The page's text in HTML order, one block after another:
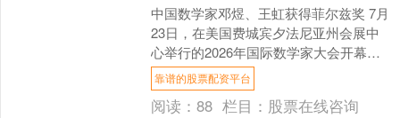
中国数学家邓煜、王虹获得菲尔兹奖 7月
23日，在美国费城宾夕法尼亚州会展中
心举行的2026年国际数学家大会开幕式
上，中国籍数学家邓煜、王虹获得菲尔
兹奖。这是中国....
靠谱的股票配资平台
阅读：88 栏目： 股票在线咨询